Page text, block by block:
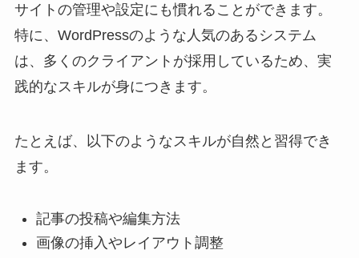
サイトの管理や設定にも慣れることができます。
特に、WordPressのような人気のあるシステム
は、多くのクライアントが採用しているため、実
践的なスキルが身につきます。
たとえば、以下のようなスキルが自然と習得でき
ます。
記事の投稿や編集方法
画像の挿入やレイアウト調整